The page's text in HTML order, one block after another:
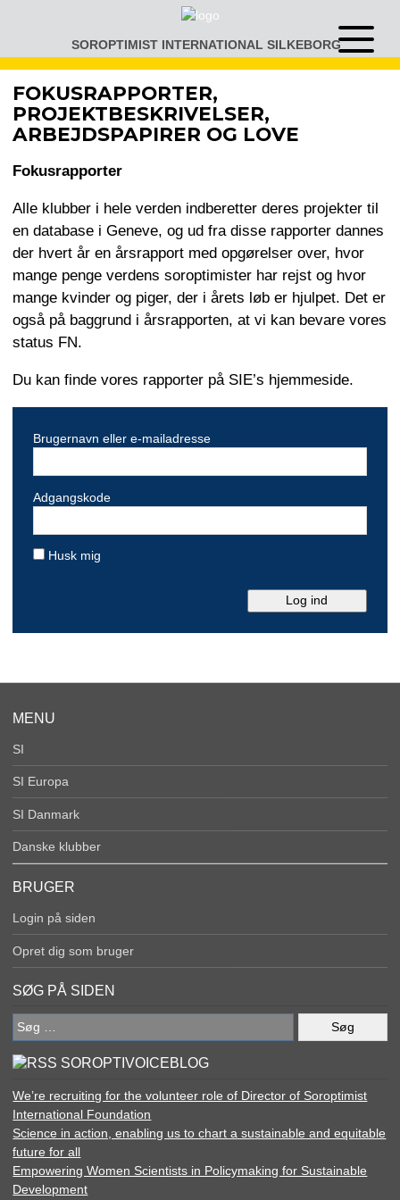
SOROPTIMIST INTERNATIONAL SILKEBORGÅben
eller
luk
FOKUSRAPPORTER,
PROJEKTBESKRIVELSER,
ARBEJDSPAPIRER OG LOVE
Fokusrapporter
Alle klubber i hele verden indberetter deres projekter til
en database i Geneve, og ud fra disse rapporter dannes
der hvert år en årsrapport med opgørelser over, hvor
mange penge verdens soroptimister har rejst og hvor
mange kvinder og piger, der i årets løb er hjulpet. Det er
også på baggrund i årsrapporten, at vi kan bevare vores
status FN.
Du kan finde vores rapporter på SIE’s hjemmeside.
Brugernavn eller e-mailadresse
Adgangskode
Husk mig
MENU
SI
SI Europa
SI Danmark
Danske klubber
BRUGER
Login på siden
Opret dig som bruger
SØG PÅ SIDEN
Søg
efter:
SOROPTIVOICEBLOG
We’re recruiting for the volunteer role of Director of Soroptimist
International Foundation
Science in action, enabling us to chart a sustainable and equitable
future for all
Empowering Women Scientists in Policymaking for Sustainable
Development